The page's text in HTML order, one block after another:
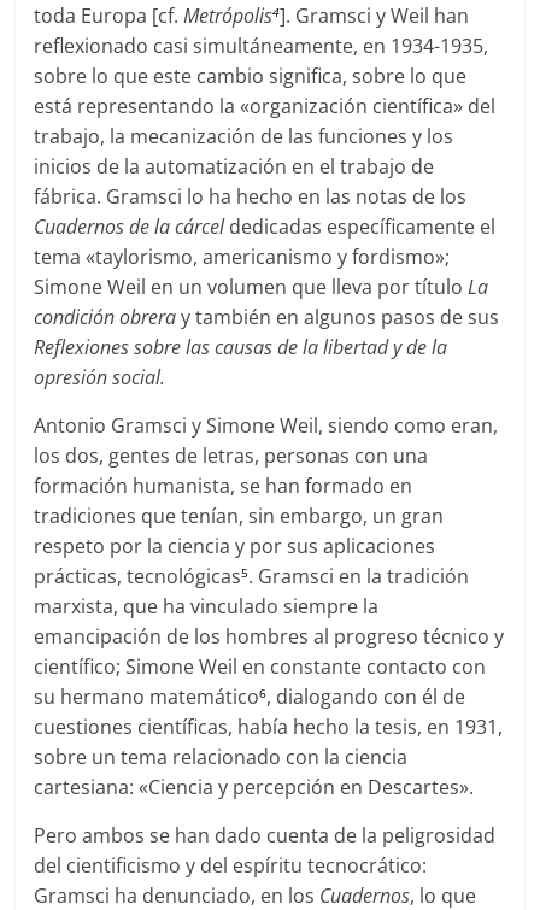
toda Europa [cf.Metrópolis4]. Gramsci y Weil han
reflexionado casi simultáneamente, en 1934-1935,
sobre lo que este cambio significa, sobre lo que
está representando la «organización científica» del
trabajo, la mecanización de las funciones y los
inicios de la automatización en el trabajo de
fábrica. Gramsci lo ha hecho en las notas de los
Cuadernos de la cárceldedicadas específicamente el
tema «taylorismo, americanismo y fordismo»;
Simone Weil en un volumen que lleva por títuloLa
condición obreray también en algunos pasos de sus
Reflexiones sobre las causas de la libertad y de la
opresión social.
Antonio Gramsci y Simone Weil, siendo como eran,
los dos, gentes de letras, personas con una
formación humanista, se han formado en
tradiciones que tenían, sin embargo, un gran
respeto por la ciencia y por sus aplicaciones
prácticas, tecnológicas5. Gramsci en la tradición
marxista, que ha vinculado siempre la
emancipación de los hombres al progreso técnico y
científico; Simone Weil en constante contacto con
su hermano matemático6, dialogando con él de
cuestiones científicas, había hecho la tesis, en 1931,
sobre un tema relacionado con la ciencia
cartesiana: «Ciencia y percepción en Descartes».
Pero ambos se han dado cuenta de la peligrosidad
del cientificismo y del espíritu tecnocrático:
Gramsci ha denunciado, en los Cuadernos, lo que